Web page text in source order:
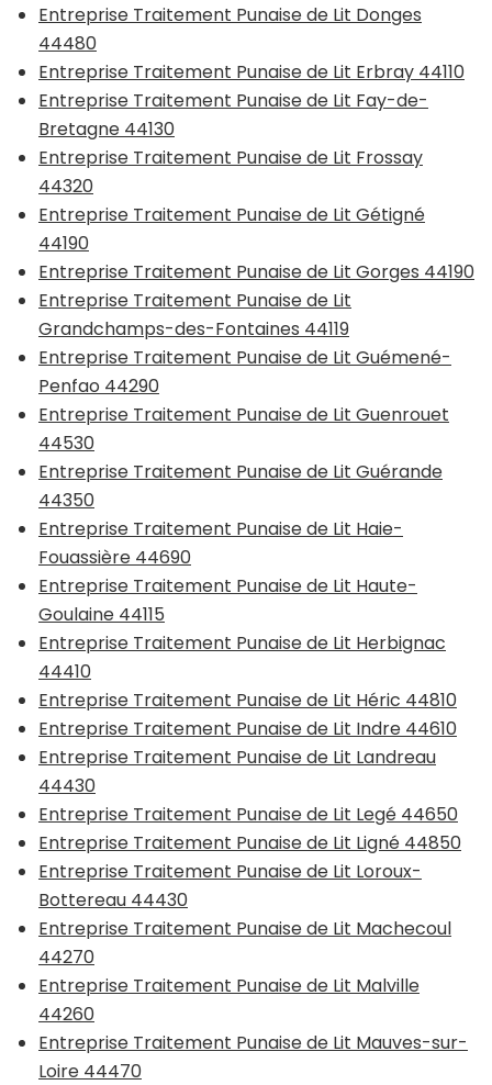
Entreprise Traitement Punaise de Lit Donges
44480
Entreprise Traitement Punaise de Lit Erbray 44110
Entreprise Traitement Punaise de Lit Fay-de-
Bretagne 44130
Entreprise Traitement Punaise de Lit Frossay
44320
Entreprise Traitement Punaise de Lit Gétigné
44190
Entreprise Traitement Punaise de Lit Gorges 44190
Entreprise Traitement Punaise de Lit
Grandchamps-des-Fontaines 44119
Entreprise Traitement Punaise de Lit Guémené-
Penfao 44290
Entreprise Traitement Punaise de Lit Guenrouet
44530
Entreprise Traitement Punaise de Lit Guérande
44350
Entreprise Traitement Punaise de Lit Haie-
Fouassière 44690
Entreprise Traitement Punaise de Lit Haute-
Goulaine 44115
Entreprise Traitement Punaise de Lit Herbignac
44410
Entreprise Traitement Punaise de Lit Héric 44810
Entreprise Traitement Punaise de Lit Indre 44610
Entreprise Traitement Punaise de Lit Landreau
44430
Entreprise Traitement Punaise de Lit Legé 44650
Entreprise Traitement Punaise de Lit Ligné 44850
Entreprise Traitement Punaise de Lit Loroux-
Bottereau 44430
Entreprise Traitement Punaise de Lit Machecoul
44270
Entreprise Traitement Punaise de Lit Malville
44260
Entreprise Traitement Punaise de Lit Mauves-sur-
Loire 44470